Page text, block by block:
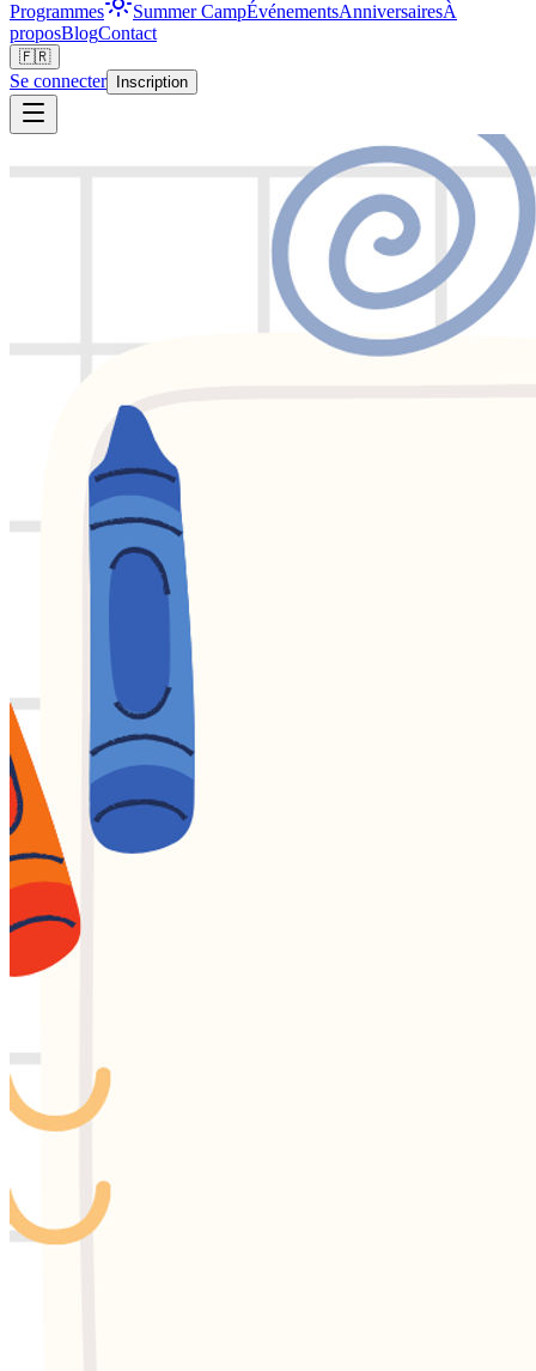
Programmes
Summer CampÉvénementsAnniversairesÀ
proposBlogContact
🇫🇷
Se connecter Inscription